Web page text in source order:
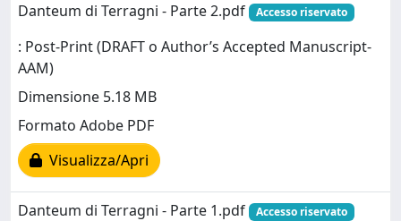
Danteum di Terragni - Parte 2.pdf Accesso riservato
: Post-Print (DRAFT o Author’s Accepted Manuscript-
AAM)
Dimensione 5.18 MB
Formato Adobe PDF
Visualizza/Apri
Danteum di Terragni - Parte 1.pdf Accesso riservato